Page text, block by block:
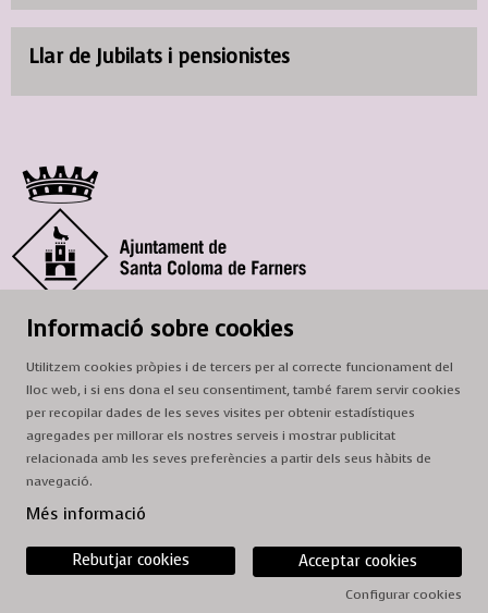
Llar de Jubilats i pensionistes
© Ajuntament de Santa Coloma de Farners
: de dilluns a dissabte, de 9 a 13 h.
Adreça: c. del Prat, 16, 17430 Santa Coloma de Farners
A/e:cultura@scf.cat
Sitemap
Informació sobre cookies
Utilitzem cookies pròpies i de tercers per al correcte funcionament del
lloc web, i si ens dona el seu consentiment, també farem servir cookies
per recopilar dades de les seves visites per obtenir estadístiques
agregades per millorar els nostres serveis i mostrar publicitat
relacionada amb les seves preferències a partir dels seus hàbits de
navegació.
Més informació
Acceptar cookies
Rebutjar cookies
Configurar cookies